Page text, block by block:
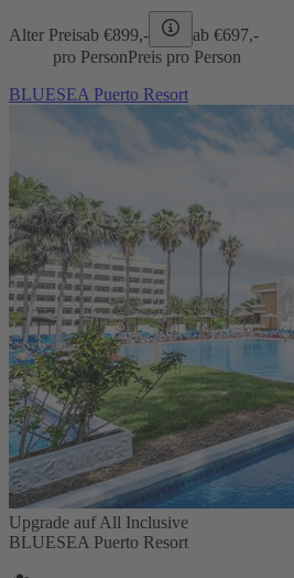
Alter Preisab €899,- ab €697,-
pro PersonPreis pro Person
BLUESEA Puerto Resort
Upgrade auf All Inclusive
BLUESEA Puerto Resort